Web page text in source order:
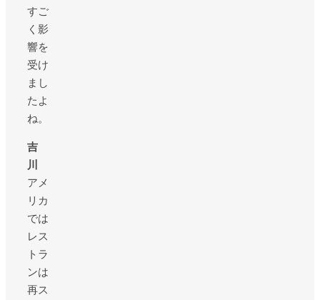
すご
く影
響を
受け
まし
たよ
ね。
吉
川
アメ
リカ
では
レス
トラ
ンは
再ス